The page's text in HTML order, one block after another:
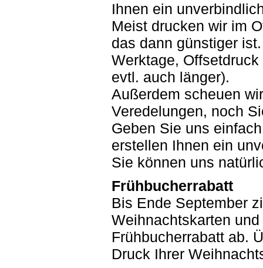
Ihnen ein
Meist drucken wir im
das dann günstiger
Werktage,
evtl. auch länger).
Außerdem scheuen
Veredelungen, noch
Geben Sie uns
erstellen Ihnen ein
Sie können uns
Frühbucherrabatt
Bis Ende September
Weihnachtskarten
Frühbucherrabatt ab.
Druck Ihrer